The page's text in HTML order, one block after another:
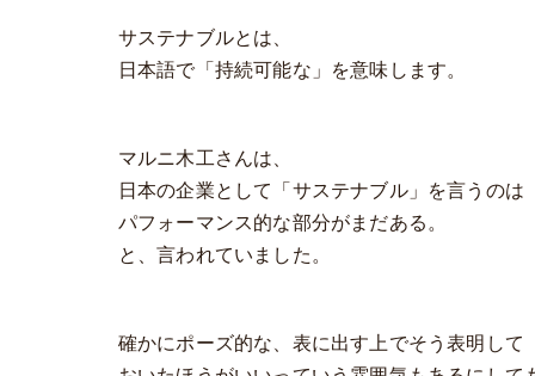
サステナブルとは、
日本語で「持続可能な」を意味します。
マルニ木工さんは、
日本の企業として「サステナブル」を言うのは
パフォーマンス的な部分がまだある。
と、言われていました。
確かにポーズ的な、表に出す上でそう表明して